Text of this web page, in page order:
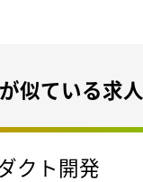
似ている求人
クト開発